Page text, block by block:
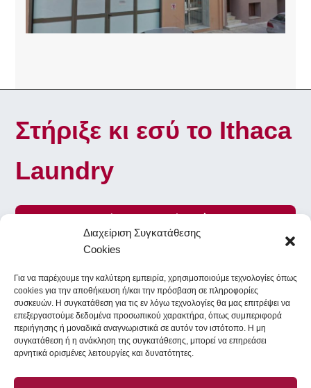
Διαχείριση Συγκατάθεσης
Cookies
Για να παρέχουμε την καλύτερη εμπειρία, χρησιμοποιούμε τεχνολογίες όπως
cookies για την αποθήκευση ή/και την πρόσβαση σε πληροφορίες
συσκευών. Η συγκατάθεση για τις εν λόγω τεχνολογίες θα μας επιτρέψει να
επεξεργαστούμε δεδομένα προσωπικού χαρακτήρα, όπως συμπεριφορά
περιήγησης ή μοναδικά αναγνωριστικά σε αυτόν τον ιστότοπο. Η μη
συγκατάθεση ή η ανάκληση της συγκατάθεσης, μπορεί να επηρεάσει
αρνητικά ορισμένες λειτουργίες και δυνατότητες.
Στήριξε κι εσύ το Ithaca
Laundry
Γίνε Εθελοντής
To Ithaca Laundry στα κοινωνικά δίκτυα
FacebookInstagram
All Rights Reserved - CopyrightLG Electronics- Icons provided